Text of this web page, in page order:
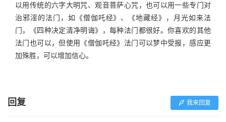
以用传统的六字大明咒、观音菩萨心咒，也可以用一些专门对
治邪淫的法门，如《僧伽吒经》、《地藏经》，月光如来法
门，《四种决定清净明诲》，每种法门都很好。你喜欢的其他
法门也可以，但使用《僧伽吒经》法门可以梦中受报，感应更
加殊胜，可以增加信心。
回复 我来回复